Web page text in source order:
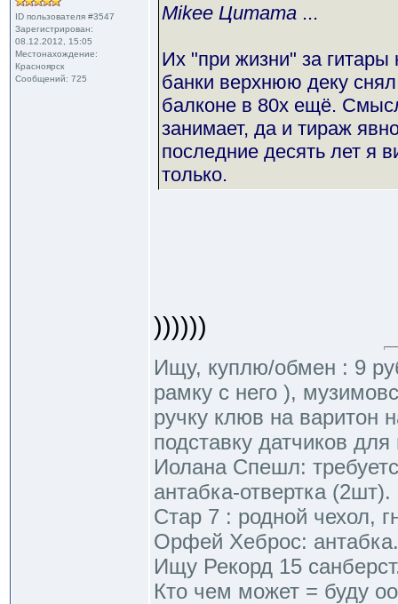
ID пользователя #3547
Зарегистрирован:
08.12.2012, 15:05
Местонахождение:
Красноярск
Сообщений: 725
Mikee Цитата ...
Их "при жизни" за гитары
банки верхнюю деку
балконе в 80х ещё.
занимает, да и тираж
последние десять лет я
только.
))))))
Ищу, куплю/обмен : 9
рамку с него ),
ручку клюв на варитон
подставку датчиков для
Иолана Спешл:
антабка-отвертка (2шт).
Стар 7 : родной чехол,
Орфей Хеброс: антабка.
Ищу Рекорд 15
Кто чем может = буду